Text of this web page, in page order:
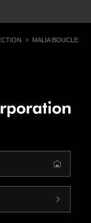
MALIA BOUCLE